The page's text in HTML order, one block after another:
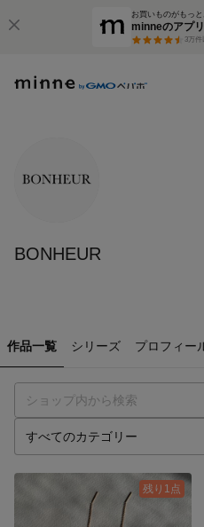
お買いものがもっ
minneのアプリ
3万件
BONHEUR
作品一覧 シリーズ プロフィー
残り1点